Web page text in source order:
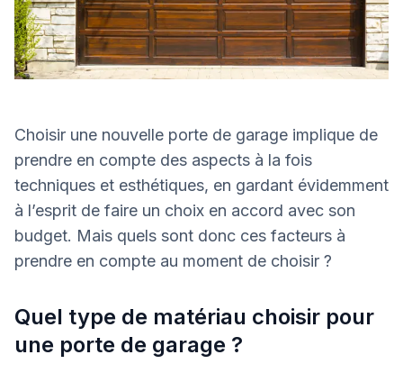
Choisir une nouvelle porte de garage implique de
prendre en compte des aspects à la fois
techniques et esthétiques, en gardant évidemment
à l’esprit de faire un choix en accord avec son
budget. Mais quels sont donc ces facteurs à
prendre en compte au moment de choisir ?
Quel type de matériau choisir pour
une porte de garage ?